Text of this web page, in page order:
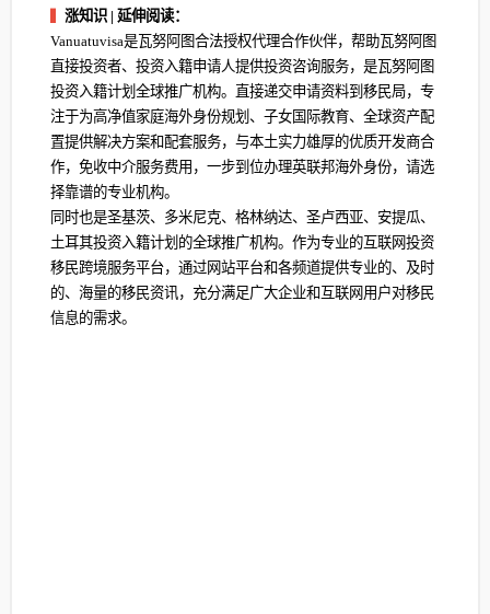
涨知识 | 延伸阅读：
Vanuatuvisa是瓦努阿图合法授权代理合作伙伴，帮助瓦努阿图
直接投资者、投资入籍申请人提供投资咨询服务，是瓦努阿图
投资入籍计划全球推广机构。直接递交申请资料到移民局，专
注于为高净值家庭海外身份规划、子女国际教育、全球资产配
置提供解决方案和配套服务，与本土实力雄厚的优质开发商合
作，免收中介服务费用，一步到位办理英联邦海外身份，请选
择靠谱的专业机构。
同时也是圣基茨、多米尼克、格林纳达、圣卢西亚、安提瓜、
土耳其投资入籍计划的全球推广机构。作为专业的互联网投资
移民跨境服务平台，通过网站平台和各频道提供专业的、及时
的、海量的移民资讯，充分满足广大企业和互联网用户对移民
信息的需求。